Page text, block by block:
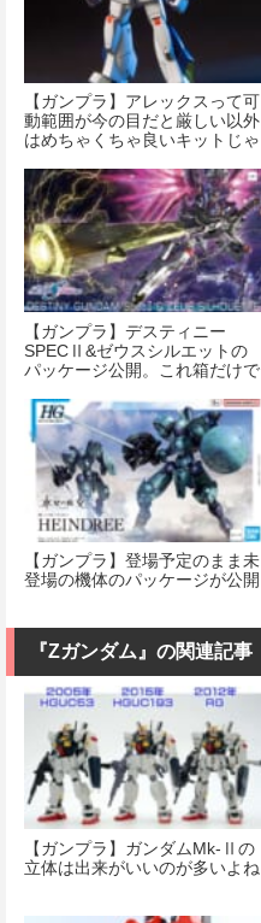
【ガンプラ】アレックスって可
動範囲が今の目だと厳しい以外
はめちゃくちゃ良いキットじゃ
【ガンプラ】デスティニー
SPECⅡ&ゼウスシルエットの
パッケージ公開。これ箱だけで
【ガンプラ】登場予定のまま未
登場の機体のパッケージが公開
『Ζガンダム』の関連記事
【ガンプラ】ガンダムMk-Ⅱの
立体は出来がいいのが多いよね